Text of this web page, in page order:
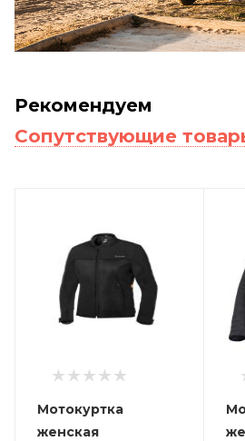
Рекомендуем
Сопутствующие
Мотокуртка
женская